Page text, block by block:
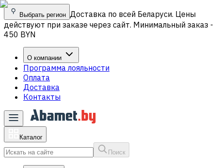
Выбрать регион Доставка по всей Беларуси. Цены
действуют при заказе через сайт. Минимальный заказ -
450 BYN
О компании
Программа лояльности
Оплата
Доставка
Контакты
Каталог
Поиск